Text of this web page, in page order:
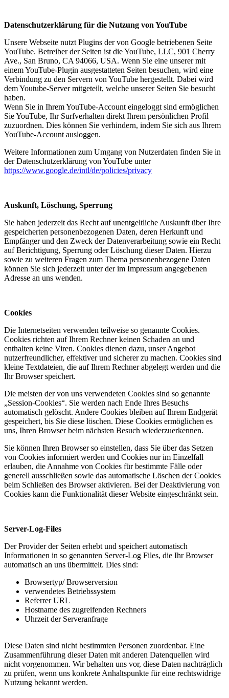
Datenschutzerklärung für die Nutzung von YouTube
Unsere Webseite nutzt Plugins der von Google betriebenen Seite
YouTube. Betreiber der Seiten ist die YouTube, LLC, 901 Cherry
Ave., San Bruno, CA 94066, USA. Wenn Sie eine unserer mit
einem YouTube-Plugin ausgestatteten Seiten besuchen, wird eine
Verbindung zu den Servern von YouTube hergestellt. Dabei wird
dem Youtube-Server mitgeteilt, welche unserer Seiten Sie besucht
haben.
Wenn Sie in Ihrem YouTube-Account eingeloggt sind ermöglichen
Sie YouTube, Ihr Surfverhalten direkt Ihrem persönlichen Profil
zuzuordnen. Dies können Sie verhindern, indem Sie sich aus Ihrem
YouTube-Account ausloggen.
Weitere Informationen zum Umgang von Nutzerdaten finden Sie in
der Datenschutzerklärung von YouTube unter
https://www.google.de/intl/de/policies/privacy
Auskunft, Löschung, Sperrung
Sie haben jederzeit das Recht auf unentgeltliche Auskunft über Ihre
gespeicherten personenbezogenen Daten, deren Herkunft und
Empfänger und den Zweck der Datenverarbeitung sowie ein Recht
auf Berichtigung, Sperrung oder Löschung dieser Daten. Hierzu
sowie zu weiteren Fragen zum Thema personenbezogene Daten
können Sie sich jederzeit unter der im Impressum angegebenen
Adresse an uns wenden.
Cookies
Die Internetseiten verwenden teilweise so genannte Cookies.
Cookies richten auf Ihrem Rechner keinen Schaden an und
enthalten keine Viren. Cookies dienen dazu, unser Angebot
nutzerfreundlicher, effektiver und sicherer zu machen. Cookies sind
kleine Textdateien, die auf Ihrem Rechner abgelegt werden und die
Ihr Browser speichert.
Die meisten der von uns verwendeten Cookies sind so genannte
„Session-Cookies“. Sie werden nach Ende Ihres Besuchs
automatisch gelöscht. Andere Cookies bleiben auf Ihrem Endgerät
gespeichert, bis Sie diese löschen. Diese Cookies ermöglichen es
uns, Ihren Browser beim nächsten Besuch wiederzuerkennen.
Sie können Ihren Browser so einstellen, dass Sie über das Setzen
von Cookies informiert werden und Cookies nur im Einzelfall
erlauben, die Annahme von Cookies für bestimmte Fälle oder
generell ausschließen sowie das automatische Löschen der Cookies
beim Schließen des Browser aktivieren. Bei der Deaktivierung von
Cookies kann die Funktionalität dieser Website eingeschränkt sein.
Server-Log-Files
Der Provider der Seiten erhebt und speichert automatisch
Informationen in so genannten Server-Log Files, die Ihr Browser
automatisch an uns übermittelt. Dies sind:
Browsertyp/ Browserversion
verwendetes Betriebssystem
Referrer URL
Hostname des zugreifenden Rechners
Uhrzeit der Serveranfrage
Diese Daten sind nicht bestimmten Personen zuordenbar. Eine
Zusammenführung dieser Daten mit anderen Datenquellen wird
nicht vorgenommen. Wir behalten uns vor, diese Daten nachträglich
zu prüfen, wenn uns konkrete Anhaltspunkte für eine rechtswidrige
Nutzung bekannt werden.